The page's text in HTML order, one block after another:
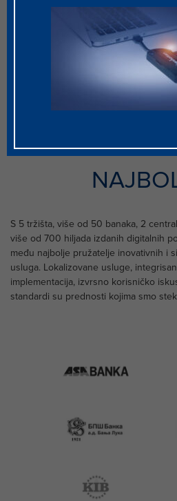
integrišući platformu koja vam
UŽIVAMO
S 5 tržišta, više od 50 banaka, 2
više od 700 hiljada izdanih digitalnih
među najbolje pružatelje inovativnih i
usluga. Lokalizovane usluge,
implementacija, izvrsno korisničko
standardi su prednosti kojima smo